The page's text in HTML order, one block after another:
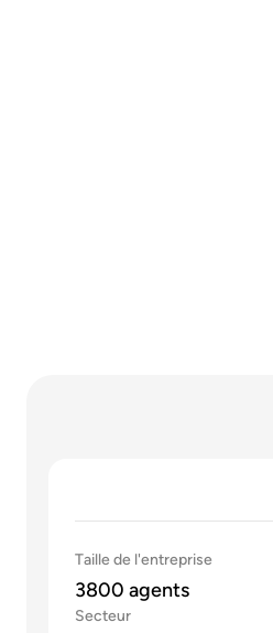
Taille de l'entreprise
3800 agents
Secteur